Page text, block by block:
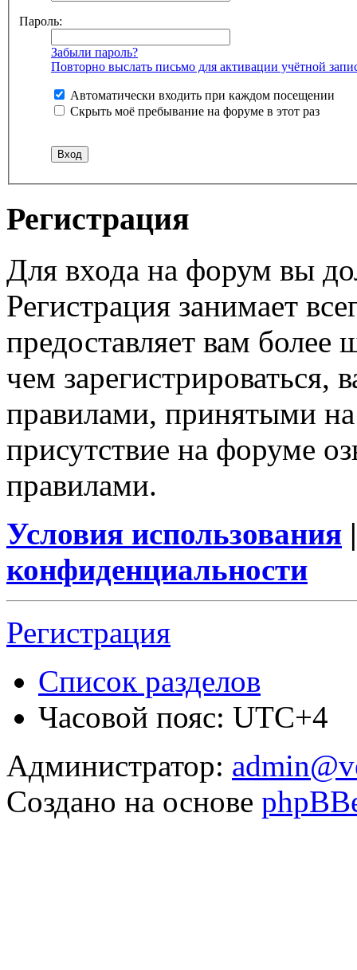
Пароль:
Забыли пароль?
Повторно выслать письмо для активации учётной
Автоматически входить при каждом посещении
Скрыть моё пребывание на форуме в этот раз
Регистрация
Для входа на форум вы
Регистрация занимает
предоставляет вам
чем зарегистрироваться,
правилами, принятыми
присутствие на форуме
правилами.
Условия использования
конфиденциальности
Регистрация
Список разделов
Часовой пояс: UTC+4
Администратор:
Создано на основе